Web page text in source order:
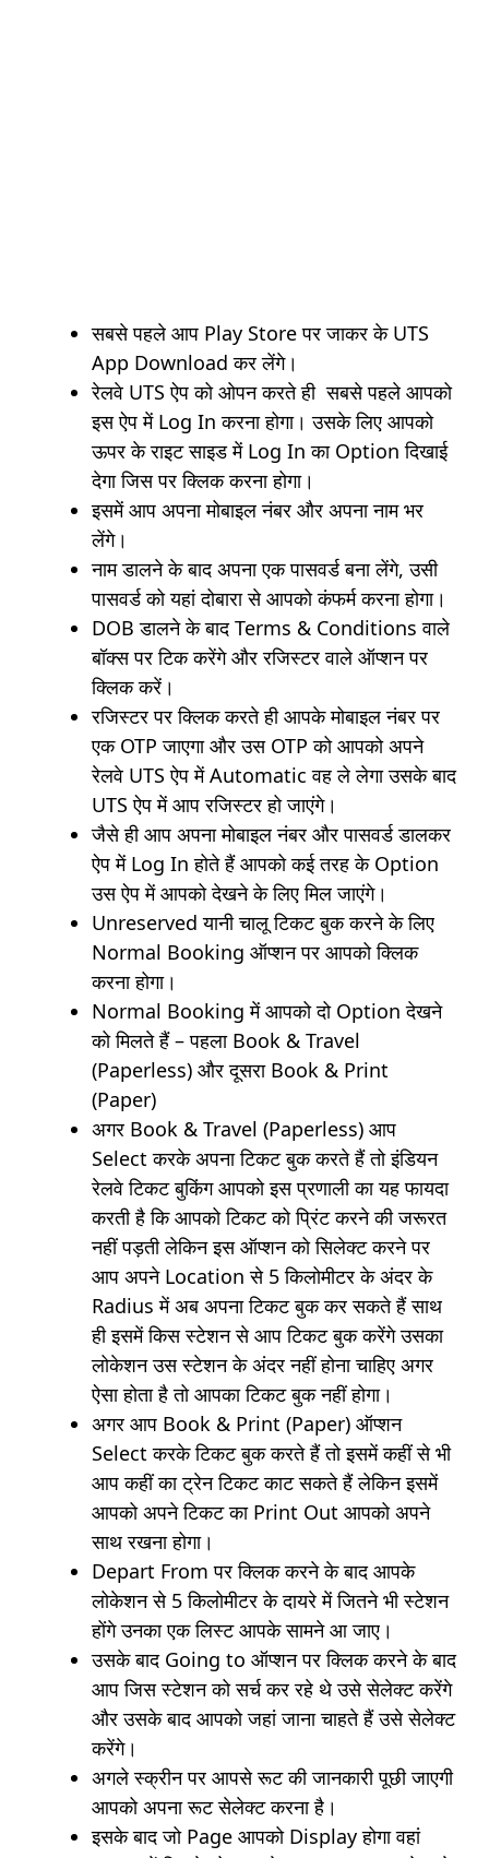
सबसे पहले आप Play Store पर जाकर के UTS
App Download कर लेंगे।
रेलवे UTS ऐप को ओपन करते ही सबसे पहले आपको
इस ऐप में Log In करना होगा। उसके लिए आपको
ऊपर के राइट साइड में Log In का Option दिखाई
देगा जिस पर क्लिक करना होगा।
इसमें आप अपना मोबाइल नंबर और अपना नाम भर
लेंगे।
नाम डालने के बाद अपना एक पासवर्ड बना लेंगे, उसी
पासवर्ड को यहां दोबारा से आपको कंफर्म करना होगा।
DOB डालने के बाद Terms & Conditions वाले
बॉक्स पर टिक करेंगे और रजिस्टर वाले ऑप्शन पर
क्लिक करें।
रजिस्टर पर क्लिक करते ही आपके मोबाइल नंबर पर
एक OTP जाएगा और उस OTP को आपको अपने
रेलवे UTS ऐप में Automatic वह ले लेगा उसके बाद
UTS ऐप में आप रजिस्टर हो जाएंगे।
जैसे ही आप अपना मोबाइल नंबर और पासवर्ड डालकर
ऐप में Log In होते हैं आपको कई तरह के Option
उस ऐप में आपको देखने के लिए मिल जाएंगे।
Unreserved यानी चालू टिकट बुक करने के लिए
Normal Booking ऑप्शन पर आपको क्लिक
करना होगा।
Normal Booking में आपको दो Option देखने
को मिलते हैं – पहला Book & Travel
(Paperless) और दूसरा Book & Print
(Paper)
अगर Book & Travel (Paperless) आप
Select करके अपना टिकट बुक करते हैं तो इंडियन
रेलवे टिकट बुकिंग आपको इस प्रणाली का यह फायदा
करती है कि आपको टिकट को प्रिंट करने की जरूरत
नहीं पड़ती लेकिन इस ऑप्शन को सिलेक्ट करने पर
आप अपने Location से 5 किलोमीटर के अंदर के
Radius में अब अपना टिकट बुक कर सकते हैं साथ
ही इसमें किस स्टेशन से आप टिकट बुक करेंगे उसका
लोकेशन उस स्टेशन के अंदर नहीं होना चाहिए अगर
ऐसा होता है तो आपका टिकट बुक नहीं होगा।
अगर आप Book & Print (Paper) ऑप्शन
Select करके टिकट बुक करते हैं तो इसमें कहीं से भी
आप कहीं का ट्रेन टिकट काट सकते हैं लेकिन इसमें
आपको अपने टिकट का Print Out आपको अपने
साथ रखना होगा।
Depart From पर क्लिक करने के बाद आपके
लोकेशन से 5 किलोमीटर के दायरे में जितने भी स्टेशन
होंगे उनका एक लिस्ट आपके सामने आ जाए।
उसके बाद Going to ऑप्शन पर क्लिक करने के बाद
आप जिस स्टेशन को सर्च कर रहे थे उसे सेलेक्ट करेंगे
और उसके बाद आपको जहां जाना चाहते हैं उसे सेलेक्ट
करेंगे।
अगले स्क्रीन पर आपसे रूट की जानकारी पूछी जाएगी
आपको अपना रूट सेलेक्ट करना है।
इसके बाद जो Page आपको Display होगा वहां